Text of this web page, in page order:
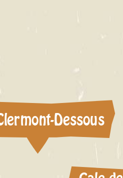
Dessous